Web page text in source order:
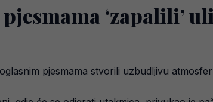
‘zapalili’
pjesmama stvorili uzbudljivu